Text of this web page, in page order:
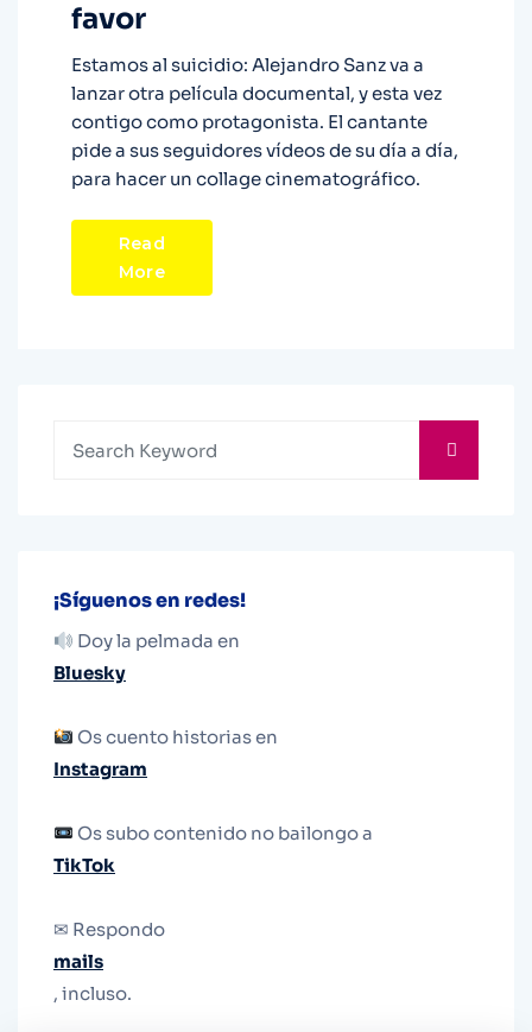
favor
Estamos al suicidio: Alejandro Sanz va a
lanzar otra película documental, y esta vez
contigo como protagonista. El cantante
pide a sus seguidores vídeos de su día a día,
para hacer un collage cinematográfico.
Read
More
¡Síguenos en redes!
Doy la pelmada en
Bluesky
Os cuento historias en
Instagram
Os subo contenido no bailongo a
TikTok
✉ Respondo
mails
, incluso.